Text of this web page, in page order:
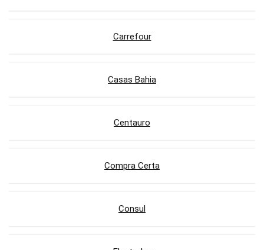
Carrefour
Casas Bahia
Centauro
Compra Certa
Consul